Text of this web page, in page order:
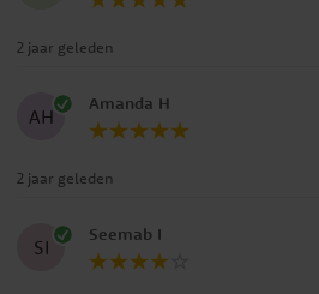
2 jaar geleden
AH
Amanda H
2 jaar geleden
SI
Seemab I